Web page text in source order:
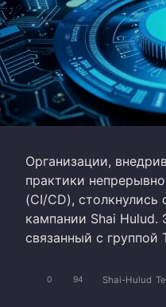
Организации,
практики
(CI/CD),
кампании Shai
связанный с группой
0 94 Shai-Hulud